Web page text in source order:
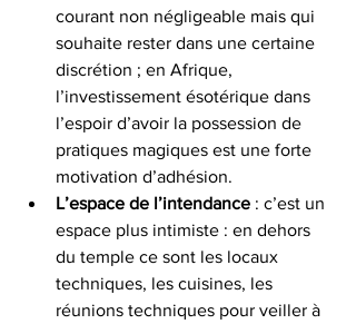
courant non négligeable mais qui
souhaite rester dans une certaine
discrétion ; en Afrique,
l’investissement ésotérique dans
l’espoir d’avoir la possession de
pratiques magiques est une forte
motivation d’adhésion.
L’espace de l’intendance : c’est un
espace plus intimiste : en dehors
du temple ce sont les locaux
techniques, les cuisines, les
réunions techniques pour veiller à